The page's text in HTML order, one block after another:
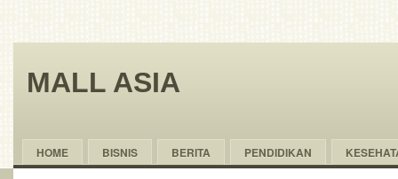
MALL ASIA
HOME BISNIS BERITA PENDIDIKAN